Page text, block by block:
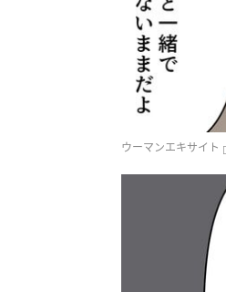
ウーマンエキサイト